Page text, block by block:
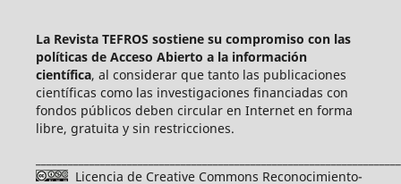
La Revista TEFROS sostiene su compromiso con las
políticas de Acceso Abierto a la información
científica, al considerar que tanto las publicaciones
científicas como las investigaciones financiadas con
fondos públicos deben circular en Internet en forma
libre, gratuita y sin restricciones.
Licencia de Creative Commons Reconocimiento-